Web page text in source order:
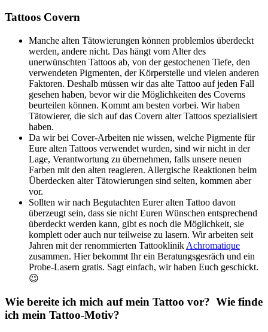
Tattoos Covern
Manche alten Tätowierungen können problemlos überdeckt
werden, andere nicht. Das hängt vom Alter des
unerwünschten Tattoos ab, von der gestochenen Tiefe, den
verwendeten Pigmenten, der Körperstelle und vielen anderen
Faktoren. Deshalb müssen wir das alte Tattoo auf jeden Fall
gesehen haben, bevor wir die Möglichkeiten des Coverns
beurteilen können. Kommt am besten vorbei. Wir haben
Tätowierer, die sich auf das Covern alter Tattoos spezialisiert
haben.
Da wir bei Cover-Arbeiten nie wissen, welche Pigmente für
Eure alten Tattoos verwendet wurden, sind wir nicht in der
Lage, Verantwortung zu übernehmen, falls unsere neuen
Farben mit den alten reagieren. Allergische Reaktionen beim
Überdecken alter Tätowierungen sind selten, kommen aber
vor.
Sollten wir nach Begutachten Eurer alten Tattoo davon
überzeugt sein, dass sie nicht Euren Wünschen entsprechend
überdeckt werden kann, gibt es noch die Möglichkeit, sie
komplett oder auch nur teilweise zu lasern. Wir arbeiten seit
Jahren mit der renommierten Tattooklinik Achromatique
zusammen. Hier bekommt Ihr ein Beratungsgesräch und ein
Probe-Lasern gratis. Sagt einfach, wir haben Euch geschickt.
😉
Wie bereite ich mich auf mein Tattoo vor? Wie finde
ich mein Tattoo-Motiv?